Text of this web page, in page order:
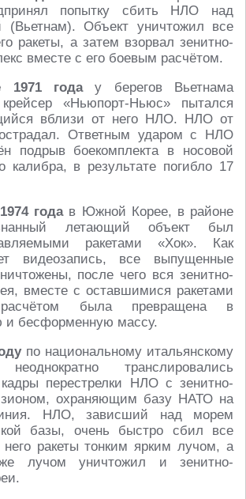
попытку сбить НЛО над
(Вьетнам). Объект уничтожил все
ракеты, а затем взорвал зенитно-
вместе с его боевым расчётом.
1971 годау берегов Вьетнама
крейсер «Ньюпорт-Ньюс» пытался
вблизи от него НЛО. НЛО от
Ответным ударом с НЛО
подрыв боекомплекта в носовой
калибра, в результате погибло 17
1974 годав Южной Корее, в районе
летающий объект был
ракетами «Хок». Как
видеозапись, все выпущенные
после чего вся зенитно-
вместе с оставшимися ракетами
была превращена в
и бесформенную массу.
по национальному итальянскому
транслировались
перестрелки НЛО с зенитно-
охраняющим базу НАТО на
НЛО, зависший над морем
базы, очень быстро сбил все
ракеты тонким ярким лучом, а
лучом уничтожил и зенитно-